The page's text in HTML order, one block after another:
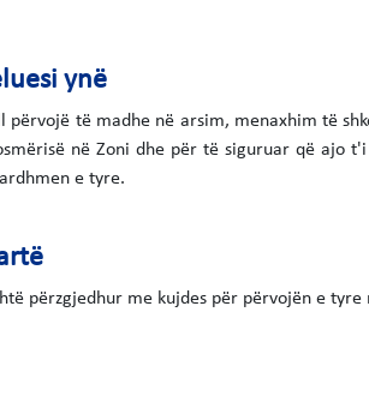
ynë
përvojë të madhe në arsim, menaxhim të
në Zoni dhe për të siguruar që ajo
e tyre.
përzgjedhur me kujdes për përvojën e